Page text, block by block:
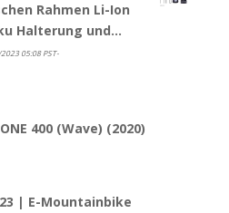
Rahmen Li-Ion
Halterung und…
05:08 PST-
400 (Wave) (2020)
| E-Mountainbike